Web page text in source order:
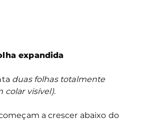
expandida
duas folhas totalmente
colar visível).
a crescer abaixo do